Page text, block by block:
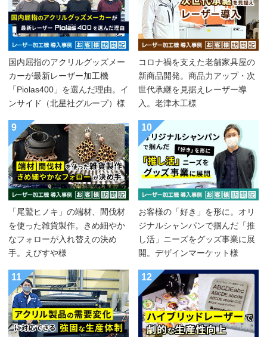
国内屈指のアクリルグッズメー
カーが最新レーザー加工機
「Piolas400」を選んだ理由。イ
ンサイド（北星社グループ）様
コロナ禍を支えた老舗家具屋の
新商品開発。商品力アップ・次
世代承継を見据えレーザー導
入。老津木工様
9
「尾鷲ヒノキ」の端材、間伐材
を使った雑貨製作。きめ細やか
なフォローが入れ替えの決め
手。えびすや様
10
お客様の「好き」を形に。オリ
ジナルシャンパンで掴んだ「推
し活」ニーズをグッズ事業に展
開。デザインマーケット様
11 12